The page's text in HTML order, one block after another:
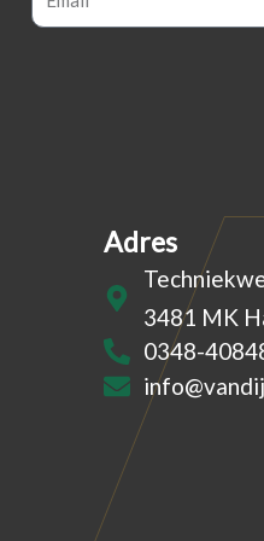
Adres
3481 MK
0348-